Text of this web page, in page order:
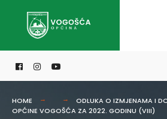
HOME
ODLUKA O IZMJENAMA I
OPĆINE VOGOŠĆA ZA 2022. GODINU (VIII)
for: